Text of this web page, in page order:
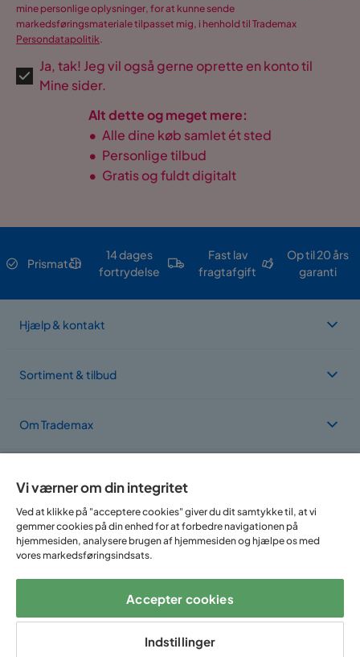
mine personlige oplysninger, for at kunne sende
markedsføringsmateriale tilpasset mig, i henhold til Trademax
Persondatapolitik.
Ja, tak! Jeg vil også gerne oprette en konto til
Mine sider.
Alt dette og meget mere:
• Alle dine køb samlet ét sted
• Personlige tilbud
• Gratis og fuldt digitalt
Prismatch
14 dages
fortrydelse
Fast lav
fragtafgift
Op til 20 års
garanti
Hjælp & kontakt
Sortiment & tilbud
Om Trademax
Vi findes i flere forskellige lande
Følg os på:
Vi værner om din integritet
Ved at klikke på "acceptere cookies" giver du dit samtykke til, at vi
gemmer cookies på din enhed for at forbedre navigationen på
hjemmesiden, analysere brugen af hjemmesiden og hjælpe os med
vores markedsføringsindsats.
Accepter cookies
Indstillinger